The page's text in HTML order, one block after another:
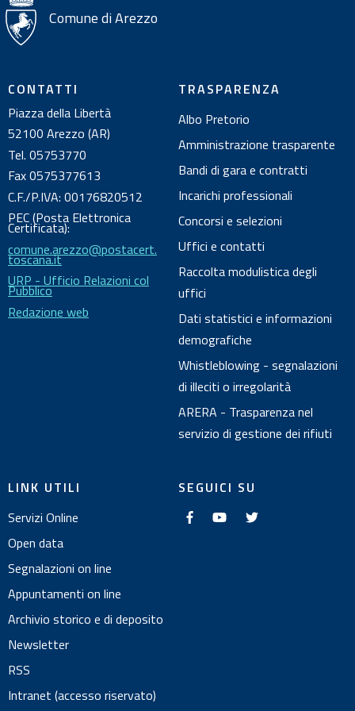
i
s
d
o
c
u
m
e
n
t
o
Comune di Arezzo
CONTATTI
Piazza della Libertà
52100 Arezzo (AR)
Tel. 05753770
Fax 0575377613
C.F./P.IVA: 00176820512
PEC (Posta Elettronica
Certificata):
comune.arezzo@postacert.
toscana.it
URP - Ufficio Relazioni col
Pubblico
Redazione web
TRASPARENZA
Albo Pretorio
Amministrazione trasparente
Bandi di gara e contratti
Incarichi professionali
Concorsi e selezioni
Uffici e contatti
Raccolta modulistica degli
uffici
Dati statistici e informazioni
demografiche
Whistleblowing - segnalazioni
di illeciti o irregolarità
ARERA - Trasparenza nel
servizio di gestione dei rifiuti
LINK UTILI
Servizi Online
Open data
Segnalazioni on line
Appuntamenti on line
Archivio storico e di deposito
Newsletter
RSS
Intranet (accesso riservato)
SEGUICI SU
t
w